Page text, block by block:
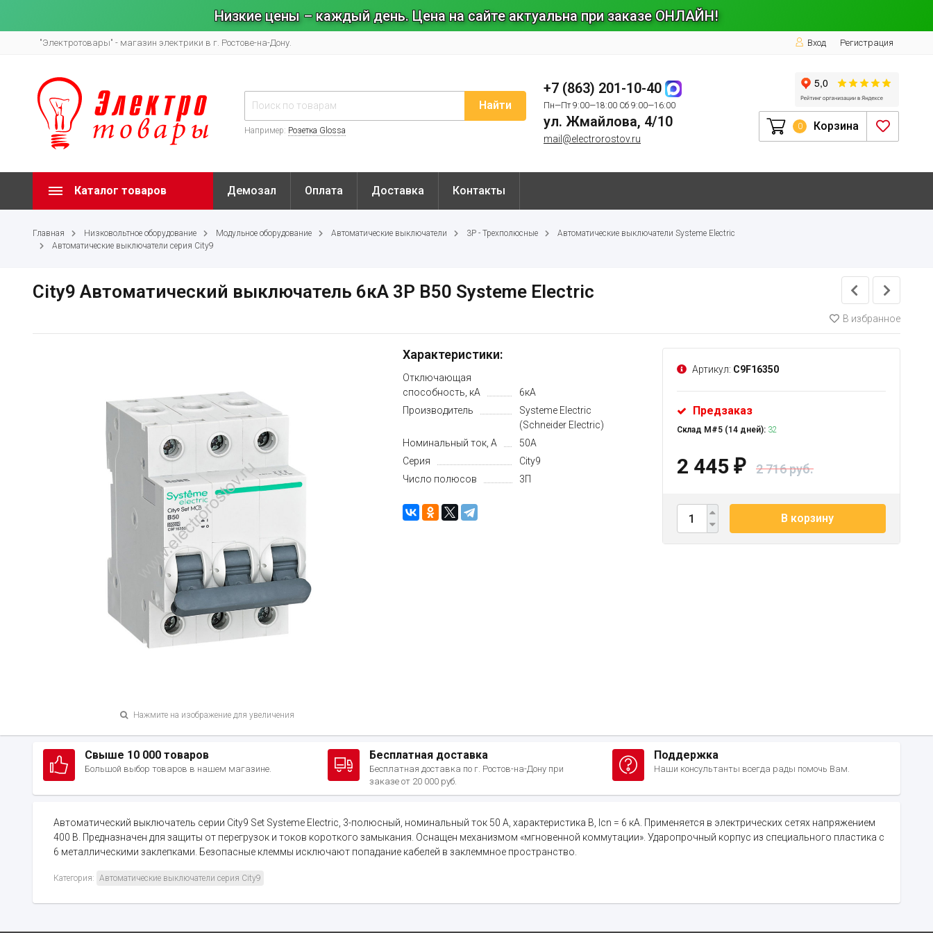
Низкие цены – каждый день. Цена на сайте актуальна при заказе ОНЛАЙН!
"Электротовары" - магазин электрики в г. Ростове-на-Дону. Вход Регистрация
Найти
Например: Розетка Glossa
+7 (863) 201-10-40
Пн—Пт 9:00—18:00 Сб 9:00—16:00
ул. Жмайлова, 4/10
mail@electrorostov.ru
0 Корзина
Каталог товаров Демозал Оплата Доставка Контакты
Главная Низковольтное оборудование Модульное оборудование Автоматические выключатели 3P - Трехполюсные
Автоматические выключатели Systeme Electric
Автоматические выключатели серия City9
City9 Автоматический выключатель 6кА 3P B50 Systeme Electric
В избранное
Нажмите на изображение для увеличения
Характеристики:
Отключающая
способность, кА
6кА
Производитель
Systeme Electric
(Schneider Electric)
Номинальный ток, А
50А
Серия
City9
Число полюсов
3П
Артикул: C9F16350
Предзаказ
Склад М#5 (14 дней): 32
2 445 ₽ 2 716 руб.
В корзину
Свыше 10 000 товаров
Большой выбор товаров в нашем магазине.
Бесплатная доставка
Бесплатная доставка по г. Ростов-на-Дону при
заказе от 20 000 руб.
Поддержка
Наши консультанты всегда рады помочь Вам.
Автоматический выключатель серии City9 Set Systeme Electric, 3-полюсный, номинальный ток 50 А, характеристика B, Icn = 6 кА. Применяется в электрических сетях напряжением
400 В. Предназначен для защиты от перегрузок и токов короткого замыкания. Оснащен механизмом «мгновенной коммутации». Ударопрочный корпус из специального пластика с
6 металлическими заклепками. Безопасные клеммы исключают попадание кабелей в заклеммное пространство.
Категория: Автоматические выключатели серия City9